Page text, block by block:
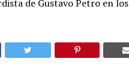
de Gustavo Petro en los